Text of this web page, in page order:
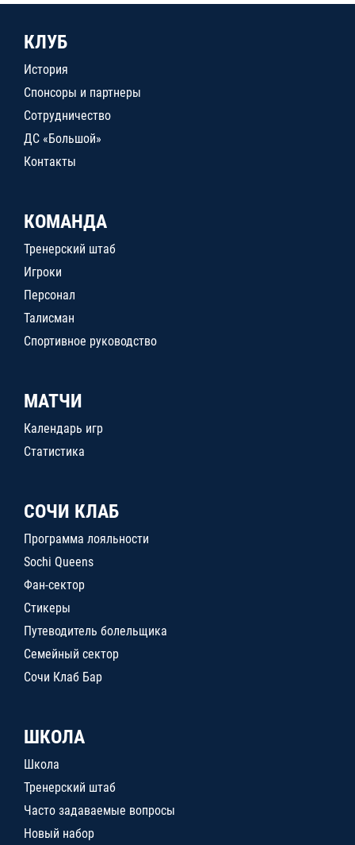
КЛУБ
История
Спонсоры и партнеры
Сотрудничество
ДС «Большой»
Контакты
КОМАНДА
Тренерский штаб
Игроки
Персонал
Талисман
Спортивное руководство
МАТЧИ
Календарь игр
Статистика
СОЧИ КЛАБ
Программа лояльности
Sochi Queens
Фан-сектор
Стикеры
Путеводитель болельщика
Семейный сектор
Сочи Клаб Бар
ШКОЛА
Школа
Тренерский штаб
Часто задаваемые вопросы
Новый набор